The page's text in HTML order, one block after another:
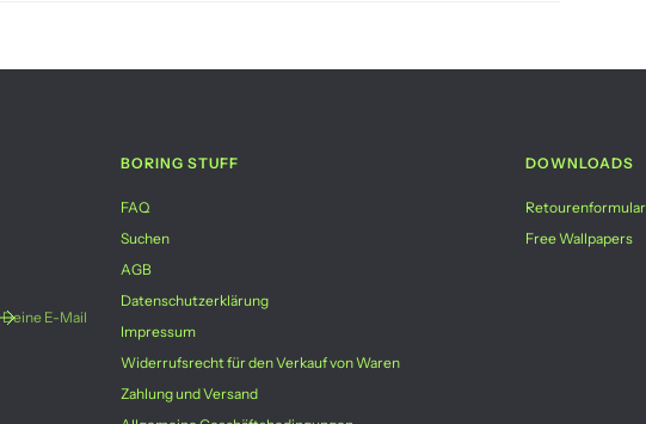
Deine E-Mail
BORING STUFF
FAQ
Suchen
AGB
Datenschutzerklärung
Impressum
Widerrufsrecht für den Verkauf von Waren
Zahlung und Versand
DOWNLOADS
Retourenformular
Free Wallpapers